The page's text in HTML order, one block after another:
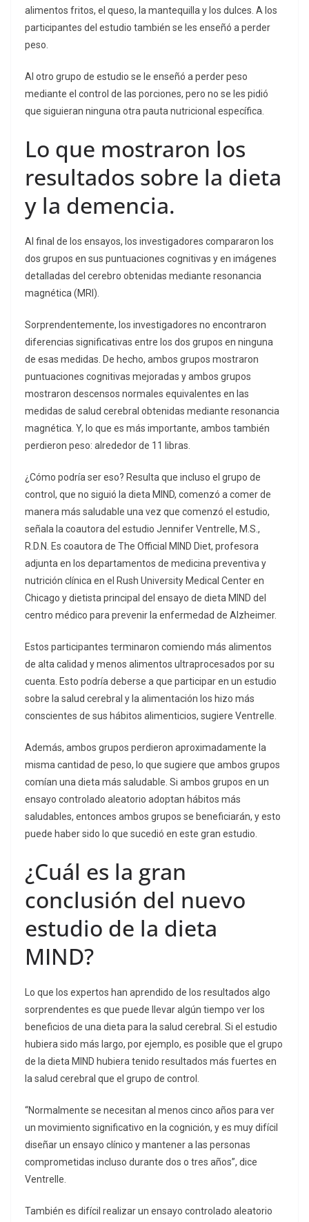
alimentos fritos, el queso, la mantequilla y los dulces. A los
participantes del estudio también se les enseñó a perder
peso.
Al otro grupo de estudio se le enseñó a perder peso
mediante el control de las porciones, pero no se les pidió
que siguieran ninguna otra pauta nutricional específica.
Lo que mostraron los
resultados sobre la dieta
y la demencia.
Al final de los ensayos, los investigadores compararon los
dos grupos en sus puntuaciones cognitivas y en imágenes
detalladas del cerebro obtenidas mediante resonancia
magnética (MRI).
Sorprendentemente, los investigadores no encontraron
diferencias significativas entre los dos grupos en ninguna
de esas medidas. De hecho, ambos grupos mostraron
puntuaciones cognitivas mejoradas y ambos grupos
mostraron descensos normales equivalentes en las
medidas de salud cerebral obtenidas mediante resonancia
magnética. Y, lo que es más importante, ambos también
perdieron peso: alrededor de 11 libras.
¿Cómo podría ser eso? Resulta que incluso el grupo de
control, que no siguió la dieta MIND, comenzó a comer de
manera más saludable una vez que comenzó el estudio,
señala la coautora del estudio Jennifer Ventrelle, M.S.,
R.D.N. Es coautora de The Official MIND Diet, profesora
adjunta en los departamentos de medicina preventiva y
nutrición clínica en el Rush University Medical Center en
Chicago y dietista principal del ensayo de dieta MIND del
centro médico para prevenir la enfermedad de Alzheimer.
Estos participantes terminaron comiendo más alimentos
de alta calidad y menos alimentos ultraprocesados ​​por su
cuenta. Esto podría deberse a que participar en un estudio
sobre la salud cerebral y la alimentación los hizo más
conscientes de sus hábitos alimenticios, sugiere Ventrelle.
Además, ambos grupos perdieron aproximadamente la
misma cantidad de peso, lo que sugiere que ambos grupos
comían una dieta más saludable. Si ambos grupos en un
ensayo controlado aleatorio adoptan hábitos más
saludables, entonces ambos grupos se beneficiarán, y esto
puede haber sido lo que sucedió en este gran estudio.
¿Cuál es la gran
conclusión del nuevo
estudio de la dieta
MIND?
Lo que los expertos han aprendido de los resultados algo
sorprendentes es que puede llevar algún tiempo ver los
beneficios de una dieta para la salud cerebral. Si el estudio
hubiera sido más largo, por ejemplo, es posible que el grupo
de la dieta MIND hubiera tenido resultados más fuertes en
la salud cerebral que el grupo de control.
“Normalmente se necesitan al menos cinco años para ver
un movimiento significativo en la cognición, y es muy difícil
diseñar un ensayo clínico y mantener a las personas
comprometidas incluso durante dos o tres años”, dice
Ventrelle.
También es difícil realizar un ensayo controlado aleatorio